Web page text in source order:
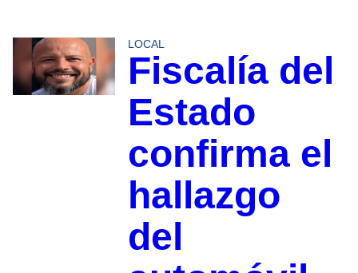
LOCAL
Fiscalía del
Estado
confirma el
hallazgo
del